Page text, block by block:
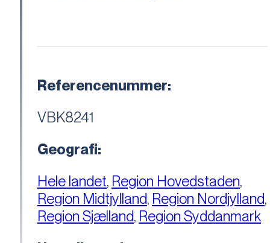
Referencenummer:
VBK8241
Geografi:
Hele landet, Region Hovedstaden,
Region Midtjylland, Region Nordjylland,
Region Sjælland, Region Syddanmark